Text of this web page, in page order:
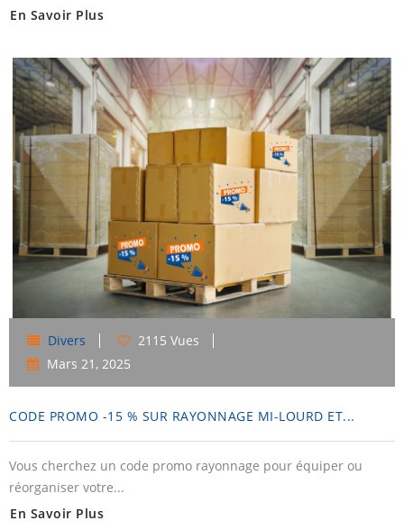
En Savoir Plus
Divers
2115 Vues
Mars 21, 2025
CODE PROMO -15 % SUR RAYONNAGE MI-LOURD ET...
Vous cherchez un code promo rayonnage pour équiper ou
réorganiser votre...
En Savoir Plus